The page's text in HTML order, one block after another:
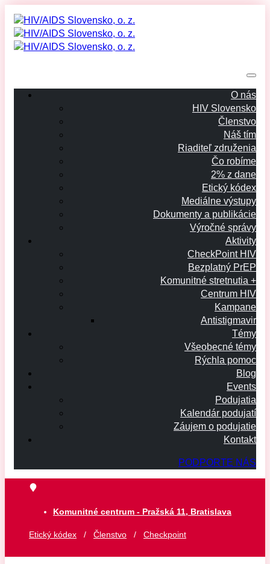
O nás
HIV Slovensko
Členstvo
Náš tím
Riaditeľ združenia
Čo robíme
2% z dane
Etický kódex
Mediálne výstupy
Dokumenty a publikácie
Výročné správy
Aktivity
CheckPoint HIV
Bezplatný PrEP
Komunitné stretnutia +
Centrum HIV
Kampane
Antistigmavir
Témy
Všeobecné témy
Rýchla pomoc
Blog
Events
Podujatia
Kalendár podujatí
Záujem o podujatie
Kontakt
PODPORTE NÁS
Komunitné centrum - Pražská 11, Bratislava
Etický kódex / Členstvo / Checkpoint